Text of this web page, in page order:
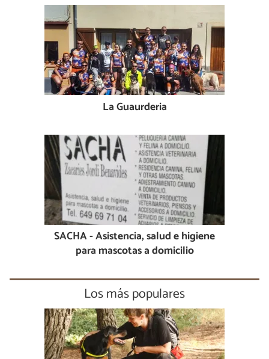
La Guaurderia
SACHA - Asistencia, salud e higiene
para mascotas a domicilio
Los más populares